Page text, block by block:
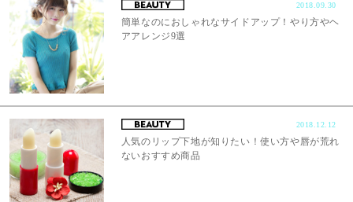
2018.09.30
簡単なのにおしゃれなサイドアップ！やり方やヘ
アアレンジ9選
2018.12.12
人気のリップ下地が知りたい！使い方や唇が荒れ
ないおすすめ商品